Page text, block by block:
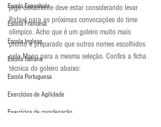
Escola Espanhola
Escola Francesa
Escola Inglesa
Escola Italiana
Escola Portuguesa
Exercícios de Agilidade
Exercícios de coordenação
jogo certamente deve estar considerando levar
Rafael para as próximas convocações do time
olímpico. Acho que é um goleiro muito mais
pronto e preparado que outros nomes escolhidos
pelo Mano para a mesma seleção. Confira a ficha
técnica do goleiro abaixo: